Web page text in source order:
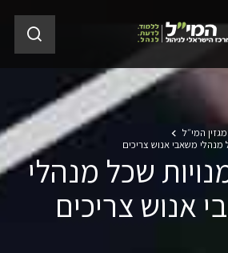
מגזין המי״ל
מנהלי משאבי אנוש צריכים
שכל מנהלי
אנוש צריכים